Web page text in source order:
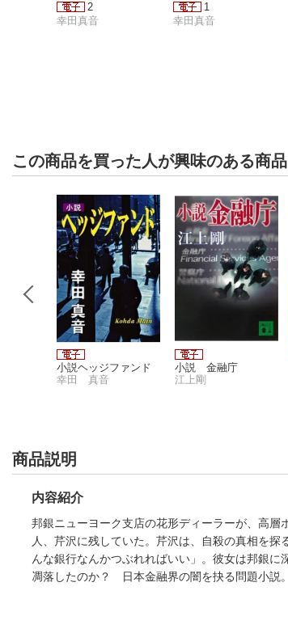
2
幸田真音
1
幸田真音
この商品を買った人が興味のある商品
小説ヘッジファンド
幸田 真音
小説 金融庁
江上剛
商品説明
内容紹介
邦銀ニューヨーク支店の花形ディーラーが、高
人、芹沢に残していた。芹沢は、自殺の真相を
んな銀行なんかつぶれればいい」。彼女は邦銀
凋落したのか？ 日本金融界の闇を抉る問題小説。